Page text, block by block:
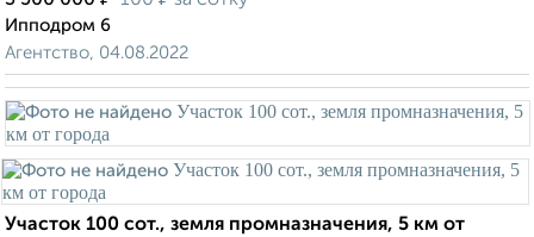
Ипподром 6
Агентство, 04.08.2022
Участок 100 сот., земля промназначения, 5 км от